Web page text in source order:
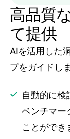
高品質
て提供
AIを活用した
プをガイドし
自動的に検
ベンチマー
ことができ